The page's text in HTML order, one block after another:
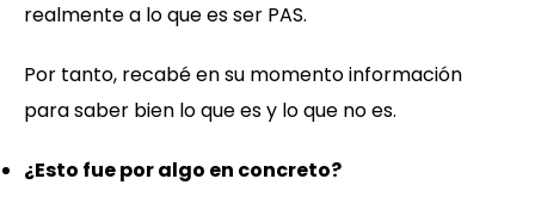
realmente a lo que es ser PAS.
Por tanto, recabé en su momento información
para saber bien lo que es y lo que no es.
¿Esto fue por algo en concreto?